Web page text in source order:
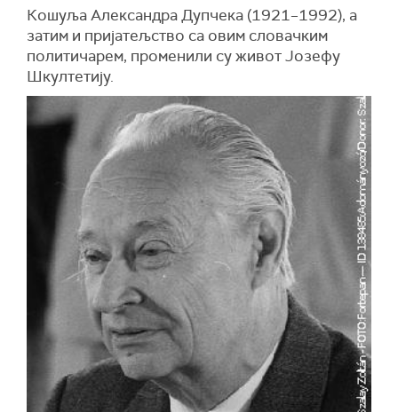
Кошуља Александра Дупчека (1921–1992), а
затим и пријатељство са овим словачким
политичарем, променили су живот Јозефу
Шкултетију.